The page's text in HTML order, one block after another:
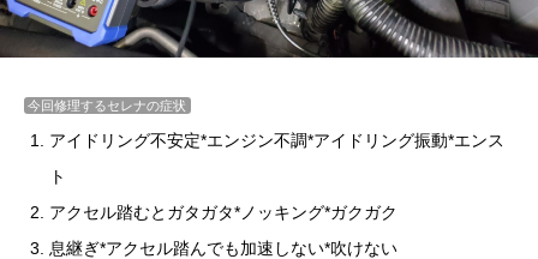
今回修理するセレナの症状
アイドリング不安定*エンジン不調*アイドリング振動*エンス
ト
アクセル踏むとガタガタ*ノッキング*ガクガク
息継ぎ*アクセル踏んでも加速しない*吹けない